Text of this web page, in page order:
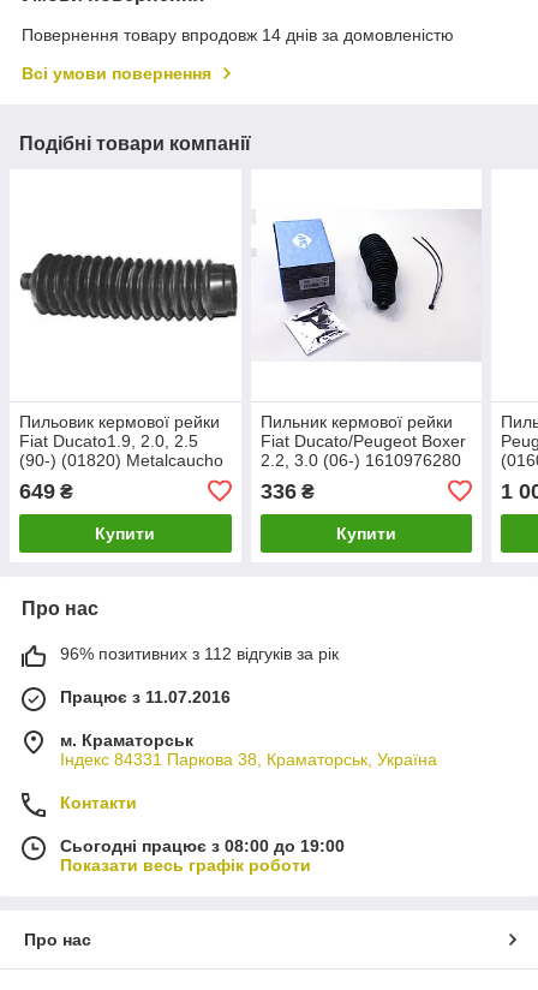
Повернення товару впродовж 14 днів за домовленістю
Всі умови повернення
Подібні товари компанії
Пильовик кермової рейки
Fiat Ducato1.9, 2.0, 2.5
(90-) (01820) Metalcaucho
649 ₴
Купити
Пильник кермової рейки
Fiat Ducato/Peugeot Boxer
2.2, 3.0 (06-) 1610976280
336₴
Купити
1
Про нас
96% позитивних з 112 відгуків за рік
Працює з 11.07.2016
м. Краматорськ
Індекс 84331 Паркова 38, Краматорськ, Україна
Контакти
Сьогодні працює з 08:00 до 19:00
Показати весь графік роботи
Про нас